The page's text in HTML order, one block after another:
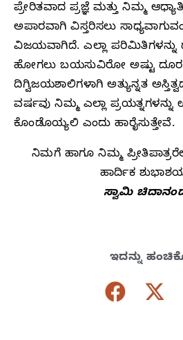
ಪ್ರೇರಿತವಾದ ಪ್ರಜ್ಞೆ ಮತ್ತು ನಿಮ್ಮ
ಅಪಾರವಾಗಿ ವಿಸ್ತರಿಸಲು
ವಿಜಯವಾಗಿದೆ. ಎಲ್ಲಾ ಪರಿಮಿತಿಗಳನ್ನು
ಹೋಗಲು ಬಯಸುವಿರೋ ಅಷ್ಟು
ದಿಗ್ವಿಜಯಶಾಲಿಗಳಾಗಿ ಅತ್ಯುನ್ನತ
ವರ್ಷವು ನಿಮ್ಮ ಎಲ್ಲಾ
ಕೊಂಡೊಯ್ಯಲಿ ಎಂದು ಹಾರೈಸುತ್ತೇವೆ.
ನಿಮಗೆ ಹಾಗೂ ನಿಮ್ಮ
ಹಾರ್ದಿಕ
ಸ್ವಾಮಿ
ಇದನ್ನು